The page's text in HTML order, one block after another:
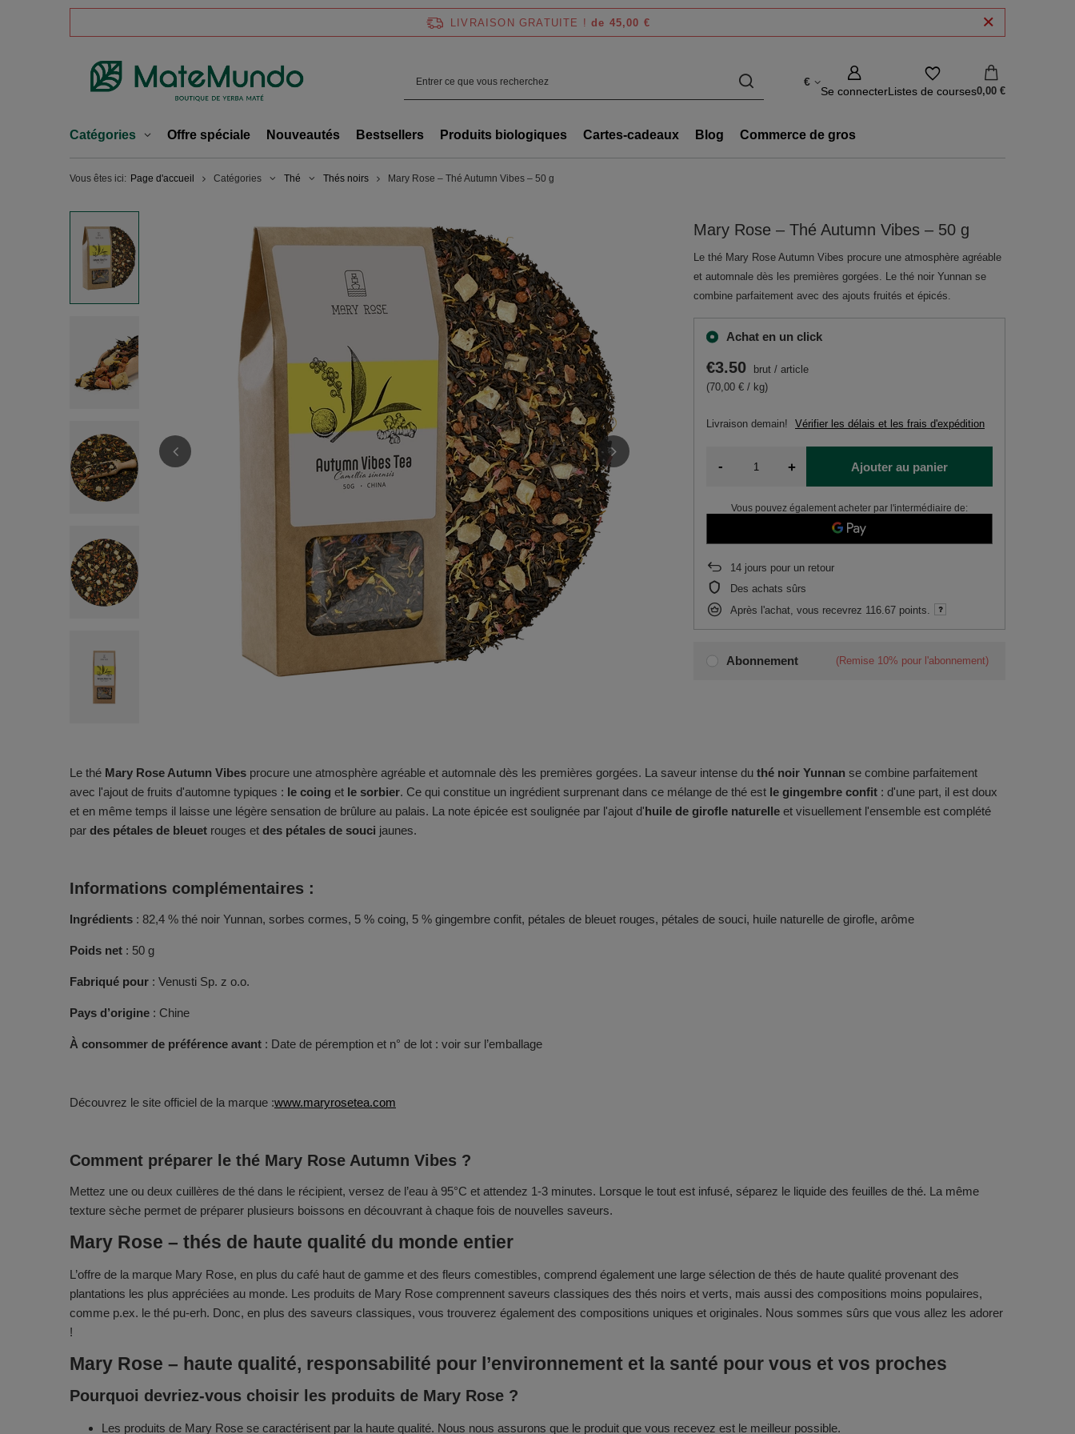
LIVRAISON GRATUITE ! de 45,00 €
€
Se connecterListes de courses0,00 €
Catégories Offre spéciale Nouveautés Bestsellers Produits biologiques Cartes-cadeaux Blog Commerce de gros
Vous êtes ici: Page d'accueil Catégories Thé Thés noirs Mary Rose – Thé Autumn Vibes – 50 g
Mary Rose – Thé Autumn Vibes – 50 g
Le thé Mary Rose Autumn Vibes procure une atmosphère agréable
et automnale dès les premières gorgées. Le thé noir Yunnan se
combine parfaitement avec des ajouts fruités et épicés.
Achat en un click
Abonnement (Remise 10% pour l'abonnement)
Livraisondemain! Vérifier les délais et les frais d'expédition
€3.50 brut /article
(70,00 € / kg)
- + Ajouter au panier
Vous pouvez également acheter par l'intermédiaire de:
14 jours pour un retour
Des achats sûrs
Après l'achat, vous recevrez 116.67 points.
Le thé Mary Rose Autumn Vibes procure une atmosphère agréable et automnale dès les premières gorgées. La saveur intense du thé noir Yunnan se combine parfaitement
avec l'ajout de fruits d'automne typiques : le coing et le sorbier. Ce qui constitue un ingrédient surprenant dans ce mélange de thé est le gingembre confit : d'une part, il est doux
et en même temps il laisse une légère sensation de brûlure au palais. La note épicée est soulignée par l'ajout d'huile de girofle naturelle et visuellement l'ensemble est complété
par des pétales de bleuet rouges et des pétales de souci jaunes.
Informations complémentaires :
Ingrédients : 82,4 % thé noir Yunnan, sorbes cormes, 5 % coing, 5 % gingembre confit, pétales de bleuet rouges, pétales de souci, huile naturelle de girofle, arôme
Poids net : 50 g
Fabriqué pour : Venusti Sp. z o.o.
Pays d’origine : Chine
À consommer de préférence avant : Date de péremption et n° de lot : voir sur l’emballage
Découvrez le site officiel de la marque :www.maryrosetea.com
Comment préparer le thé Mary Rose Autumn Vibes ?
Mettez une ou deux cuillères de thé dans le récipient, versez de l’eau à 95°C et attendez 1-3 minutes. Lorsque le tout est infusé, séparez le liquide des feuilles de thé. La même
texture sèche permet de préparer plusieurs boissons en découvrant à chaque fois de nouvelles saveurs.
Mary Rose – thés de haute qualité du monde entier
L’offre de la marque Mary Rose, en plus du café haut de gamme et des fleurs comestibles, comprend également une large sélection de thés de haute qualité provenant des
plantations les plus appréciées au monde. Les produits de Mary Rose comprennent saveurs classiques des thés noirs et verts, mais aussi des compositions moins populaires,
comme p.ex. le thé pu-erh. Donc, en plus des saveurs classiques, vous trouverez également des compositions uniques et originales. Nous sommes sûrs que vous allez les adorer
!
Mary Rose – haute qualité, responsabilité pour l’environnement et la santé pour vous et vos proches
Pourquoi devriez-vous choisir les produits de Mary Rose ?
Les produits de Mary Rose se caractérisent par la haute qualité. Nous nous assurons que le produit que vous recevez est le meilleur possible.